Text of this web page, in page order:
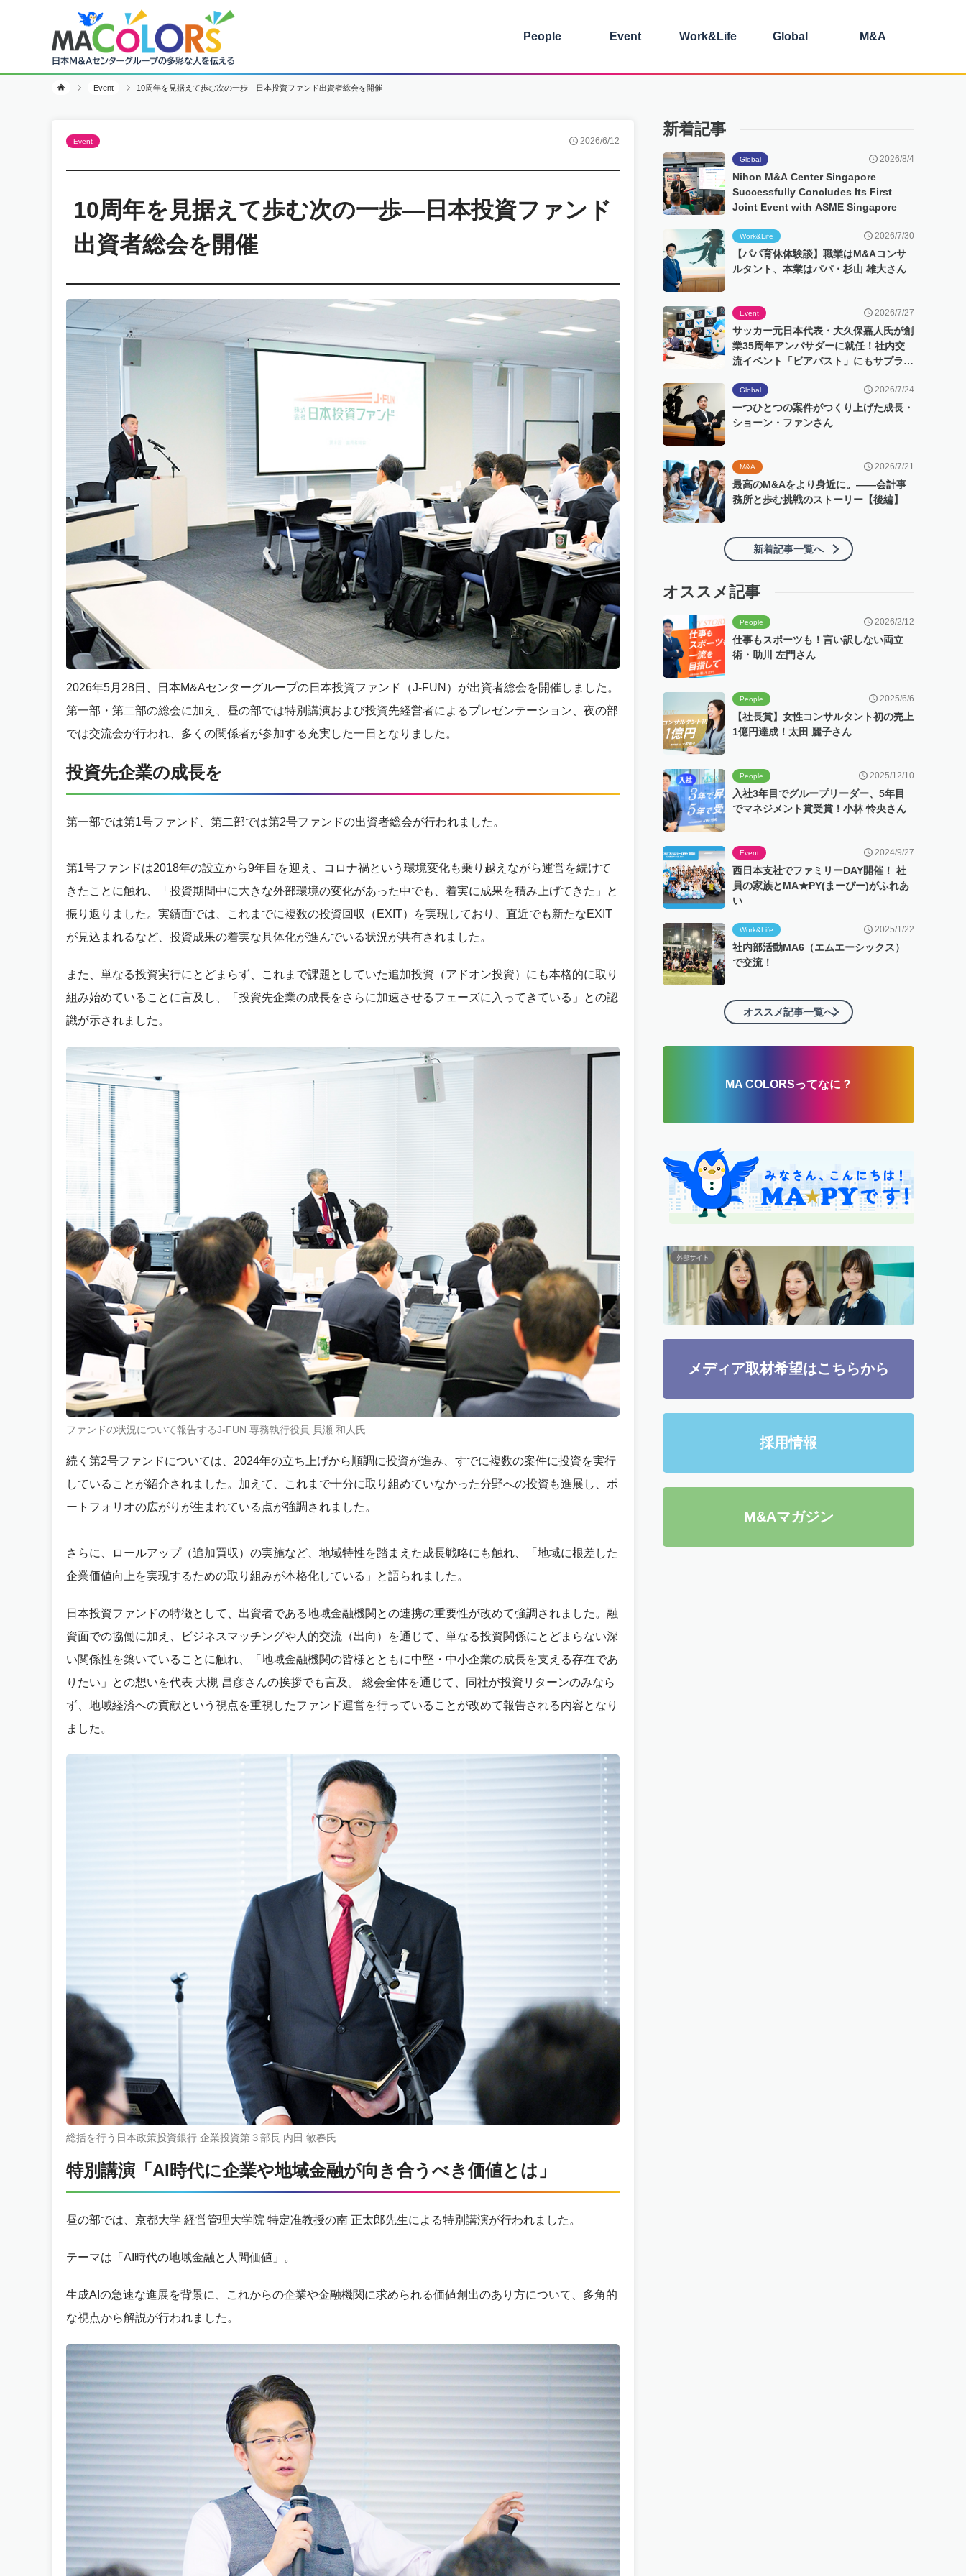
People Event Work&Life Global M&A
Event 10周年を見据えて歩む次の一歩―日本投資ファンド出資者総会を開催
Event 2026/6/12
10周年を見据えて歩む次の一歩―日本投資ファンド
出資者総会を開催
2026年5月28日、日本M&Aセンターグループの日本投資ファンド（J-FUN）が出資者総会を開催しました。
第一部・第二部の総会に加え、昼の部では特別講演および投資先経営者によるプレゼンテーション、夜の部
では交流会が行われ、多くの関係者が参加する充実した一日となりました。
投資先企業の成長を
第一部では第1号ファンド、第二部では第2号ファンドの出資者総会が行われました。
第1号ファンドは2018年の設立から9年目を迎え、コロナ禍という環境変化も乗り越えながら運営を続けて
きたことに触れ、「投資期間中に大きな外部環境の変化があった中でも、着実に成果を積み上げてきた」と
振り返りました。実績面では、これまでに複数の投資回収（EXIT）を実現しており、直近でも新たなEXIT
が見込まれるなど、投資成果の着実な具体化が進んでいる状況が共有されました。
また、単なる投資実行にとどまらず、これまで課題としていた追加投資（アドオン投資）にも本格的に取り
組み始めていることに言及し、「投資先企業の成長をさらに加速させるフェーズに入ってきている」との認
識が示されました。
ファンドの状況について報告するJ-FUN 専務執行役員 貝瀬 和人氏
続く第2号ファンドについては、2024年の立ち上げから順調に投資が進み、すでに複数の案件に投資を実行
していることが紹介されました。加えて、これまで十分に取り組めていなかった分野への投資も進展し、ポ
ートフォリオの広がりが生まれている点が強調されました。
さらに、ロールアップ（追加買収）の実施など、地域特性を踏まえた成長戦略にも触れ、「地域に根差した
企業価値向上を実現するための取り組みが本格化している」と語られました。
日本投資ファンドの特徴として、出資者である地域金融機関との連携の重要性が改めて強調されました。融
資面での協働に加え、ビジネスマッチングや人的交流（出向）を通じて、単なる投資関係にとどまらない深
い関係性を築いていることに触れ、「地域金融機関の皆様とともに中堅・中小企業の成長を支える存在であ
りたい」との想いを代表 大槻 昌彦さんの挨拶でも言及。 総会全体を通じて、同社が投資リターンのみなら
ず、地域経済への貢献という視点を重視したファンド運営を行っていることが改めて報告される内容となり
ました。
総括を行う日本政策投資銀行 企業投資第３部長 内田 敏春氏
特別講演「AI時代に企業や地域金融が向き合うべき価値とは」
昼の部では、京都大学 経営管理大学院 特定准教授の南 正太郎先生による特別講演が行われました。
テーマは「AI時代の地域金融と人間価値」。
生成AIの急速な進展を背景に、これからの企業や金融機関に求められる価値創出のあり方について、多角的
な視点から解説が行われました。
新着記事
Global 2026/8/4
Nihon M&A Center Singapore
Successfully Concludes Its First
Joint Event with ASME Singapore
Work&Life 2026/7/30
【パパ育休体験談】職業はM&Aコンサ
ルタント、本業はパパ・杉山 雄大さん
Event 2026/7/27
サッカー元日本代表・大久保嘉人氏が創
業35周年アンバサダーに就任！社内交
流イベント「ビアバスト」にもサプライ
Global 2026/7/24
一つひとつの案件がつくり上げた成長・
ショーン・ファンさん
M&A 2026/7/21
最高のM&Aをより身近に。――会計事
務所と歩む挑戦のストーリー【後編】
新着記事一覧へ
オススメ記事
People 2026/2/12
仕事もスポーツも！言い訳しない両立
術・助川 左門さん
People 2025/6/6
【社長賞】女性コンサルタント初の売上
1億円達成！太田 麗子さん
People 2025/12/10
入社3年目でグループリーダー、5年目
でマネジメント賞受賞！小林 怜央さん
Event 2024/9/27
西日本支社でファミリーDAY開催！ 社
員の家族とMA★PY(まーぴー)がふれあ
い
Work&Life 2025/1/22
社内部活動MA6（エムエーシックス）
で交流！
オススメ記事一覧へ
MA COLORSってなに？
メディア取材希望はこちらから
採用情報
M&Aマガジン